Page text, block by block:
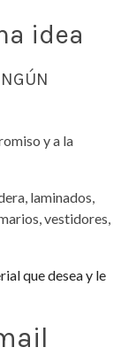
idea
y a la
laminados,
vestidores,
que desea y le